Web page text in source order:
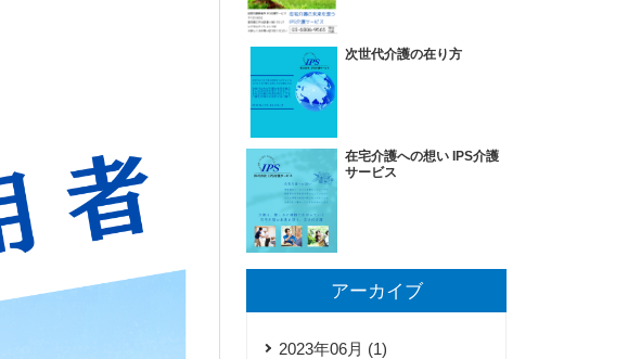
次世代介護の在り方
在宅介護への想い IPS介護
サービス
アーカイブ
2023年06月 (1)